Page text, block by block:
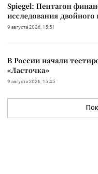
Spiegel: Пентагон
исследования двойного
9 августа 2026, 15:51
В России начали
«Ласточка»
9 августа 2026, 15:45